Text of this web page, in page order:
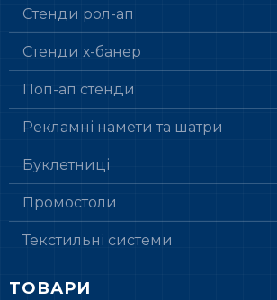
Стенди рол-ап
Стенди х-банер
Поп-ап стенди
Рекламні намети та шатри
Буклетниці
Промостоли
Текстильні системи
ТОВАРИ